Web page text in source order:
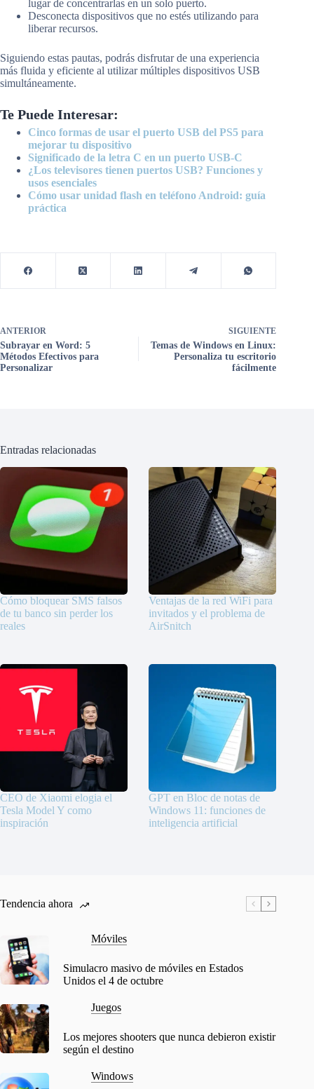
lugar de concentrarlas en un solo puerto.
Desconecta dispositivos que no estés utilizando para
liberar recursos.
Siguiendo estas pautas, podrás disfrutar de una experiencia
más fluida y eficiente al utilizar múltiples dispositivos USB
simultáneamente.
Te Puede Interesar:
Cinco formas de usar el puerto USB del PS5 para
mejorar tu dispositivo
Significado de la letra C en un puerto USB-C
¿Los televisores tienen puertos USB? Funciones y
usos esenciales
Cómo usar unidad flash en teléfono Android: guía
práctica
ANTERIOR
Subrayar en Word: 5
Métodos Efectivos para
Personalizar
SIGUIENTE
Temas de Windows en Linux:
Personaliza tu escritorio
fácilmente
Entradas relacionadas
Cómo bloquear SMS falsos
de tu banco sin perder los
reales
Ventajas de la red WiFi para
invitados y el problema de
AirSnitch
CEO de Xiaomi elogia el
Tesla Model Y como
inspiración
GPT en Bloc de notas de
Windows 11: funciones de
inteligencia artificial
Tendencia ahora
Móviles
Simulacro masivo de móviles en Estados
Unidos el 4 de octubre
Juegos
Los mejores shooters que nunca debieron existir
según el destino
Windows